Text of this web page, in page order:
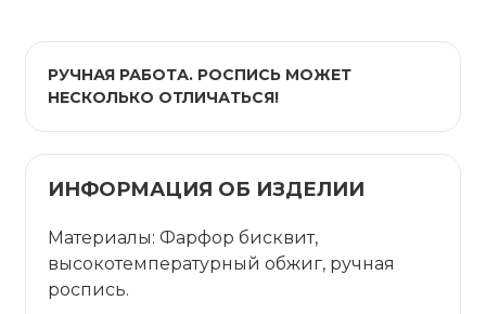
РУЧНАЯ РАБОТА. РОСПИСЬ МОЖЕТ
НЕСКОЛЬКО ОТЛИЧАТЬСЯ!
ИНФОРМАЦИЯ ОБ ИЗДЕЛИИ
Материалы: Фарфор бисквит,
высокотемпературный обжиг, ручная
роспись.